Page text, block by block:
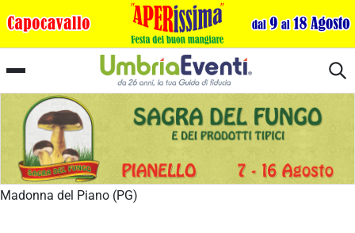
Madonna del Piano in Festa
Madonna del Piano (PG)